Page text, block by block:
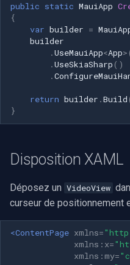
EverFocus
Mobotix
LILIN
Zavio
public static MauiApp
{
var builder =
builder
.UseMauiApp<App>
.UseSkiaSharp ()
.
return builder .Build
}
Disposition XAML
Déposez un VideoView
curseur de positionnement
<ContentPage xmlns=
xmlns:x=
xmlns:my=